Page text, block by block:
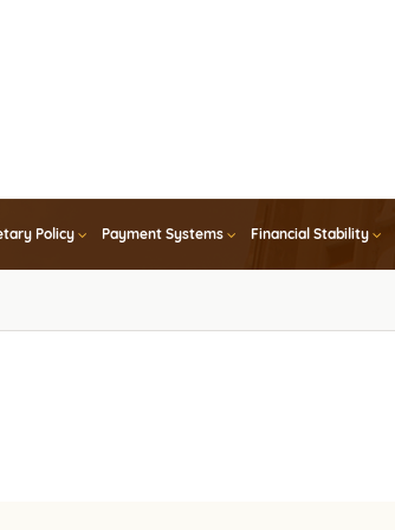
Policy Payment Systems Financial Stability